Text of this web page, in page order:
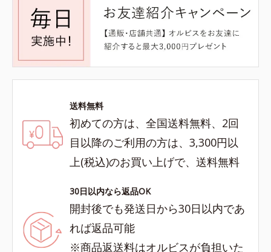
送料無料
初めての方は、全国送料無料、2回
目以降のご利用の方は、3,300円以
上(税込)のお買い上げで、送料無料
30日以内なら返品OK
開封後でも発送日から30日以内であ
れば返品可能
※商品返送料はオルビスが負担いた